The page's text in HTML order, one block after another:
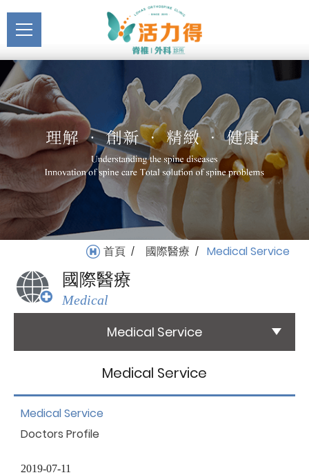
Medical Service_國際醫
療 | 活力得脊椎外科診所
主選單關於活力得
最新消息
醫療服務
Medical Service
門診掛號
Registration
就醫指南
Medical Instruction
衛教專區
Health Education
友善連結
Links
Contact
首頁 / 國際醫療 / Medical Service
國際醫療
Medical
Medical Service
Medical Service
Medical Service
Doctors Profile
2019-07-11